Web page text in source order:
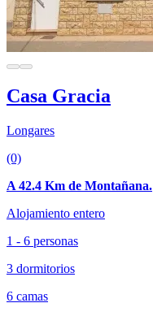
Casa Gracia
Longares
(0)
A 42.4 Km de Montañana.
Alojamiento entero
1 - 6 personas
3 dormitorios
6 camas